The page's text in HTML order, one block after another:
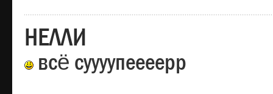
НЕЛЛИ
всё суууупеееерр